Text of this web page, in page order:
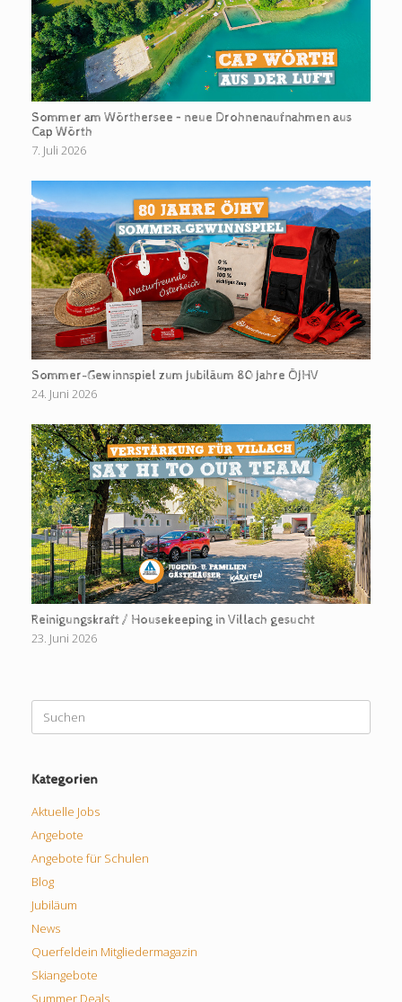
Sommer am Wörthersee – neue Drohnenaufnahmen aus
Cap Wörth
7. Juli 2026
Sommer-Gewinnspiel zum Jubiläum 80 Jahre ÖJHV
24. Juni 2026
Reinigungskraft / Housekeeping in Villach gesucht
23. Juni 2026
Suchen
nach:
Kategorien
Aktuelle Jobs
Angebote
Angebote für Schulen
Blog
Jubiläum
News
Querfeldein Mitgliedermagazin
Skiangebote
Summer Deals